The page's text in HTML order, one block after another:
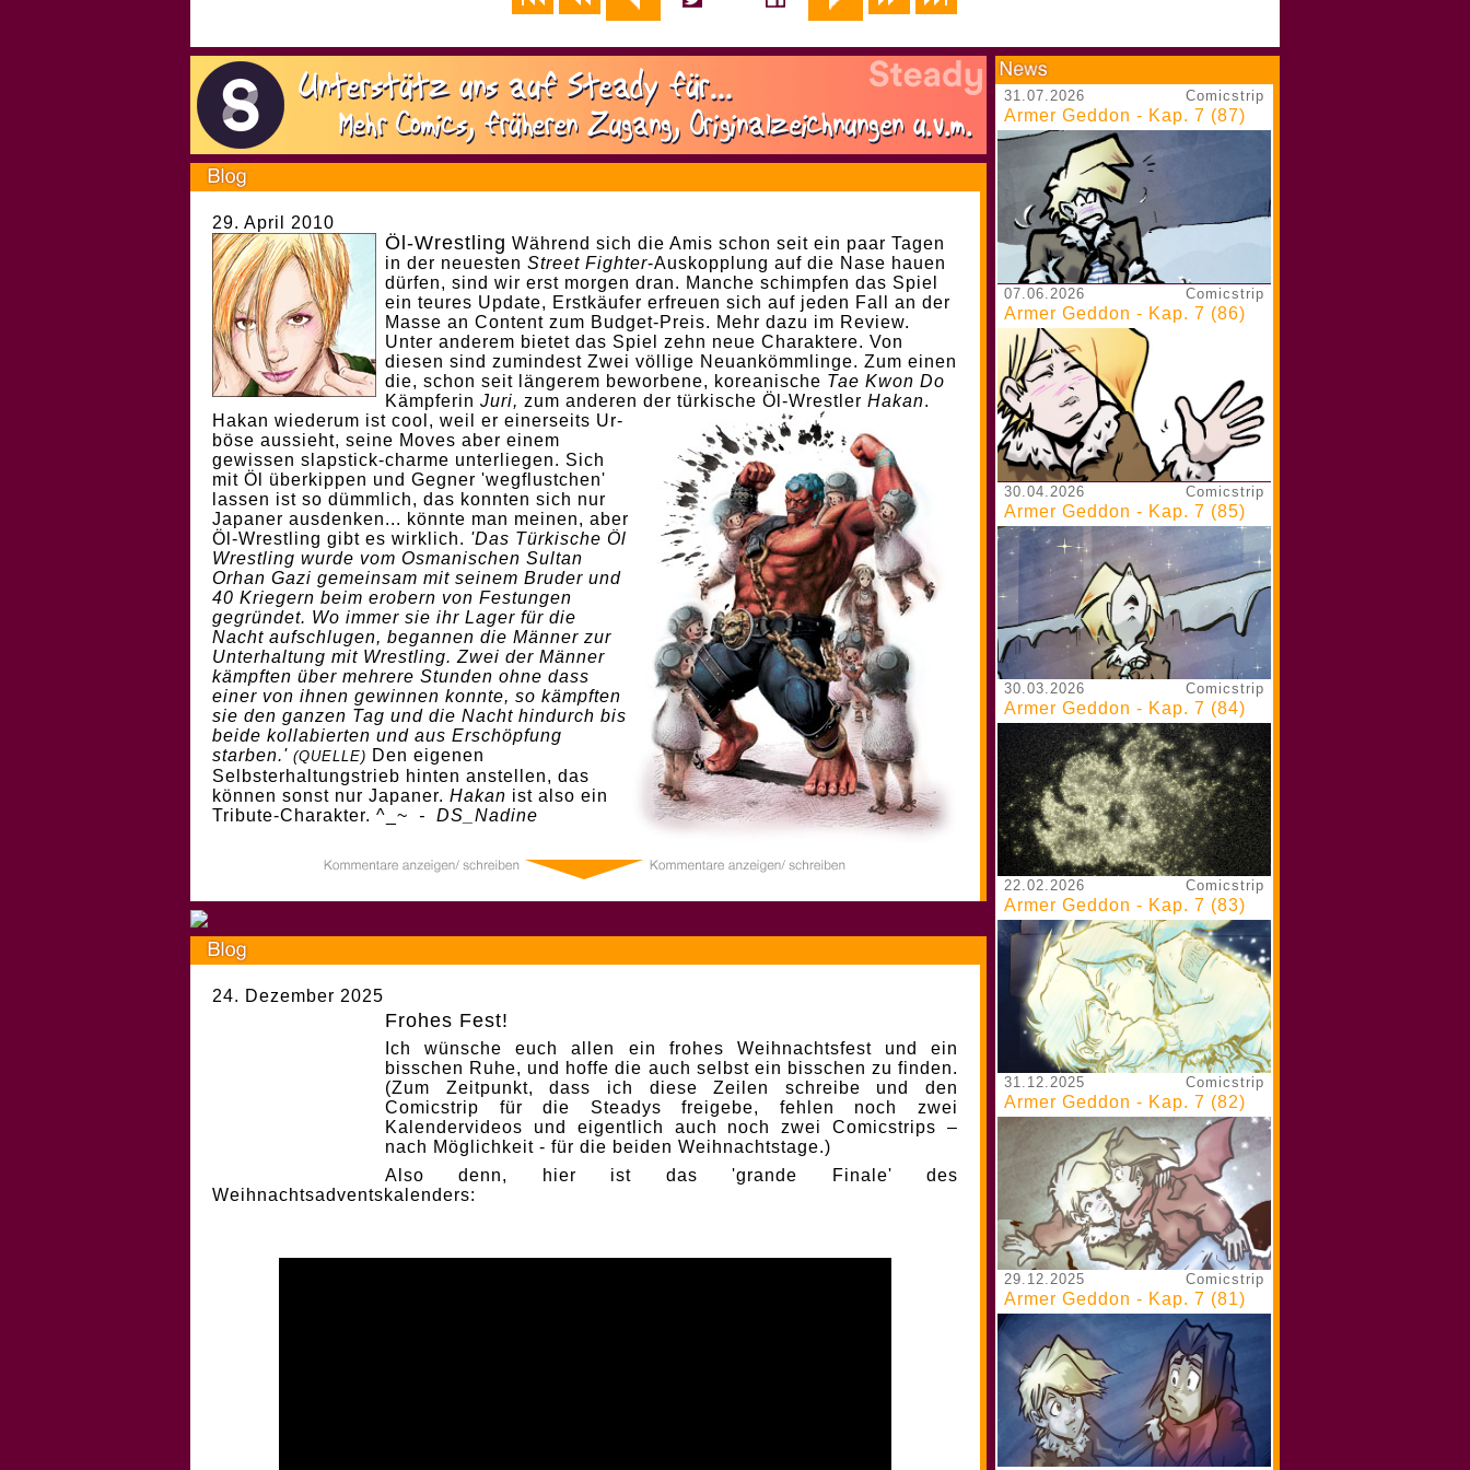
29. April 2010
Öl-Wrestling Während sich die Amis schon seit ein paar Tagen
in der neuesten Street Fighter-Auskopplung auf die Nase hauen
dürfen, sind wir erst morgen dran. Manche schimpfen das Spiel
ein teures Update, Erstkäufer erfreuen sich auf jeden Fall an der
Masse an Content zum Budget-Preis. Mehr dazu im Review.
Unter anderem bietet das Spiel zehn neue Charaktere. Von
diesen sind zumindest Zwei völlige Neuankömmlinge. Zum einen
die, schon seit längerem beworbene, koreanische Tae Kwon Do
Kämpferin Juri, zum anderen der türkische Öl-Wrestler Hakan.
Hakan wiederum ist cool, weil er einerseits Ur-
böse aussieht, seine Moves aber einem
gewissen slapstick-charme unterliegen. Sich
mit Öl überkippen und Gegner 'wegflustchen'
lassen ist so dümmlich, das konnten sich nur
Japaner ausdenken... könnte man meinen, aber
Öl-Wrestling gibt es wirklich. 'Das Türkische Öl
Wrestling wurde vom Osmanischen Sultan
Orhan Gazi gemeinsam mit seinem Bruder und
40 Kriegern beim erobern von Festungen
gegründet. Wo immer sie ihr Lager für die
Nacht aufschlugen, begannen die Männer zur
Unterhaltung mit Wrestling. Zwei der Männer
kämpften über mehrere Stunden ohne dass
einer von ihnen gewinnen konnte, so kämpften
sie den ganzen Tag und die Nacht hindurch bis
beide kollabierten und aus Erschöpfung
starben.' (QUELLE) Den eigenen
Selbsterhaltungstrieb hinten anstellen, das
können sonst nur Japaner. Hakan ist also ein
Tribute-Charakter. ^_~ - DS_Nadine
24. Dezember 2025
Frohes Fest!
Ich wünsche euch allen ein frohes Weihnachtsfest und ein
bisschen Ruhe, und hoffe die auch selbst ein bisschen zu finden.
(Zum Zeitpunkt, dass ich diese Zeilen schreibe und den
Comicstrip für die Steadys freigebe, fehlen noch zwei
Kalendervideos und eigentlich auch noch zwei Comicstrips –
nach Möglichkeit - für die beiden Weihnachtstage.)
Also denn, hier ist das 'grande Finale' des
Weihnachtsadventskalenders:
31.07.2026 Comicstrip
Armer Geddon - Kap. 7 (87)
07.06.2026 Comicstrip
Armer Geddon - Kap. 7 (86)
30.04.2026 Comicstrip
Armer Geddon - Kap. 7 (85)
30.03.2026 Comicstrip
Armer Geddon - Kap. 7 (84)
22.02.2026 Comicstrip
Armer Geddon - Kap. 7 (83)
31.12.2025 Comicstrip
Armer Geddon - Kap. 7 (82)
29.12.2025 Comicstrip
Armer Geddon - Kap. 7 (81)